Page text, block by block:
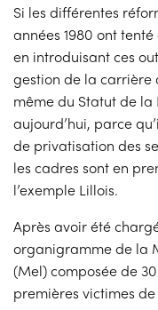
Si les différentes
années 1980 ont
en introduisant ces
gestion de la carrière
même du Statut de
aujourd’hui, parce
de privatisation des
les cadres sont en
l’exemple Lillois.
Après avoir été
organigramme de la
(Mel) composée de
premières victimes